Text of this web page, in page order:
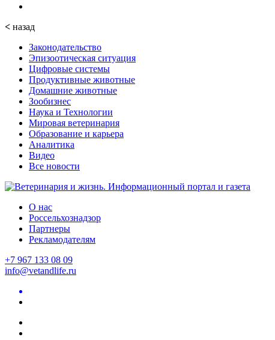
< назад
Законодательство
Эпизоотическая ситуация
Цифровые системы
Продуктивные животные
Домашние животные
Зообизнес
Наука и Технологии
Мировая ветеринария
Образование и карьера
Аналитика
Видео
Все новости
О нас
Россельхознадзор
Партнеры
Рекламодателям
+7 967 133 08 09
info@vetandlife.ru